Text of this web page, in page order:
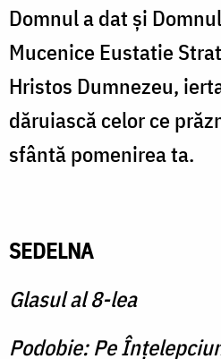
Domnul a dat şi
Mucenice Eustatie
Hristos Dumnezeu,
dăruiască celor ce
sfântă pomenirea ta.
SEDELNA
Glasul al 8-lea
Podobie: Pe